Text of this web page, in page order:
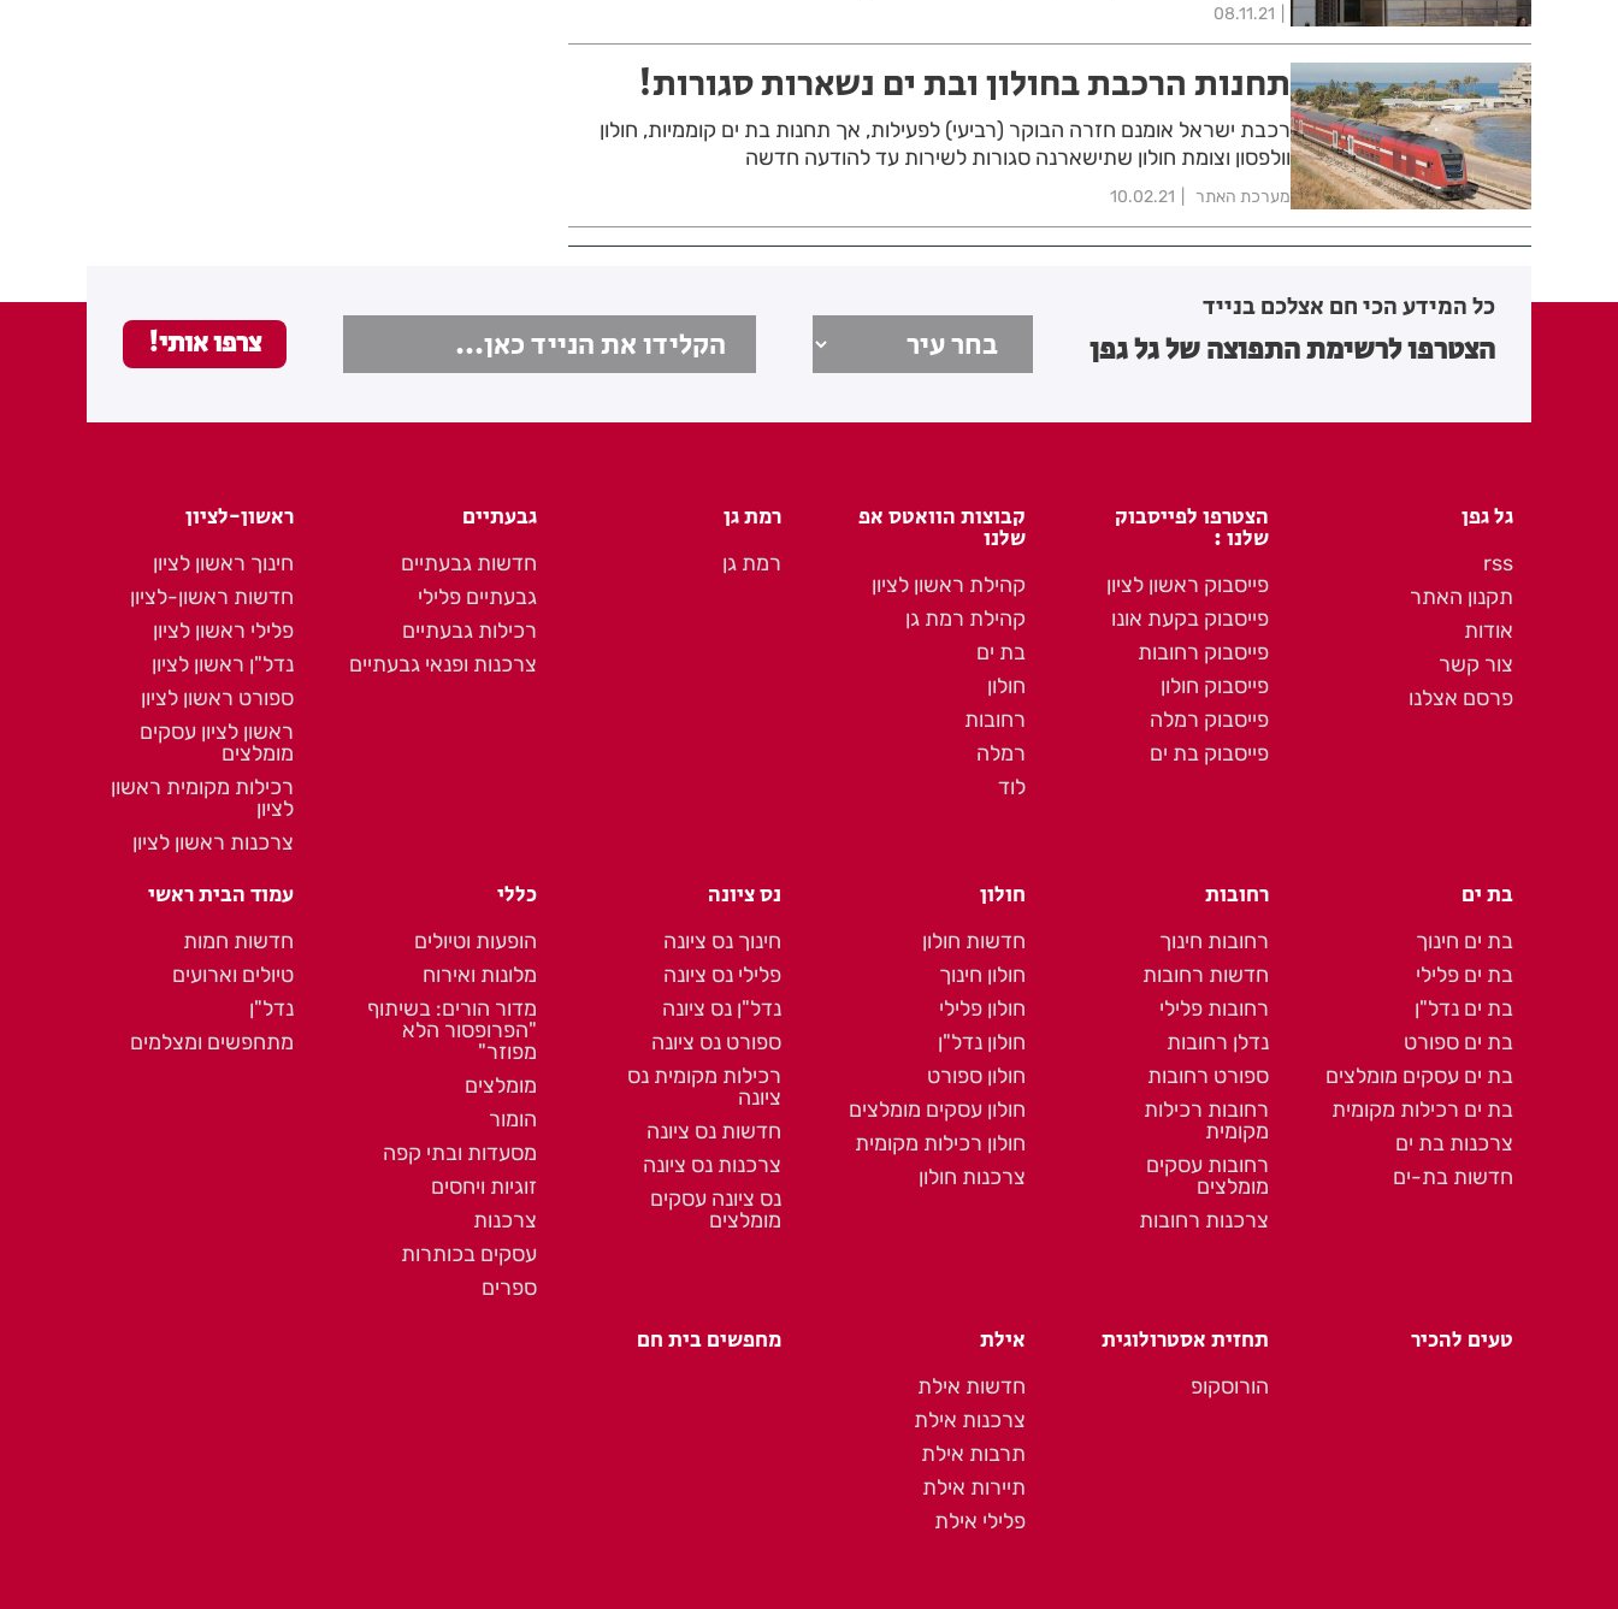
08.11.21
תחנות הרכבת בחולון ובת ים נשארות סגורות!
רכבת ישראל אומנם חזרה הבוקר (רביעי) לפעילות, אך תחנות בת ים קוממיות, חולון
וולפסון וצומת חולון שתישארנה סגורות לשירות עד להודעה חדשה
מערכת האתר 10.02.21
כל המידע הכי חם אצלכם בנייד
הצטרפו לרשימת התפוצה של גל גפן
גל גפן
rss
תקנון האתר
אודות
צור קשר
פרסם אצלנו
הצטרפו לפייסבוק
שלנו :
פייסבוק ראשון לציון
פייסבוק בקעת אונו
פייסבוק רחובות
פייסבוק חולון
פייסבוק רמלה
פייסבוק בת ים
קבוצות הוואטס אפ
שלנו
קהילת ראשון לציון
קהילת רמת גן
בת ים
חולון
רחובות
רמלה
לוד
רמת גן
רמת גן
גבעתיים
חדשות גבעתיים
גבעתיים פלילי
רכילות גבעתיים
צרכנות ופנאי גבעתיים
ראשון-לציון
חינוך ראשון לציון
חדשות ראשון-לציון
פלילי ראשון לציון
נדל"ן ראשון לציון
ספורט ראשון לציון
ראשון לציון עסקים
מומלצים
רכילות מקומית ראשון
לציון
צרכנות ראשון לציון
בת ים
בת ים חינוך
בת ים פלילי
בת ים נדל"ן
בת ים ספורט
בת ים עסקים מומלצים
בת ים רכילות מקומית
צרכנות בת ים
חדשות בת-ים
רחובות
רחובות חינוך
חדשות רחובות
רחובות פלילי
נדלן רחובות
ספורט רחובות
רחובות רכילות
מקומית
רחובות עסקים
מומלצים
צרכנות רחובות
חולון
חדשות חולון
חולון חינוך
חולון פלילי
חולון נדל"ן
חולון ספורט
חולון עסקים מומלצים
חולון רכילות מקומית
צרכנות חולון
נס ציונה
חינוך נס ציונה
פלילי נס ציונה
נדל"ן נס ציונה
ספורט נס ציונה
רכילות מקומית נס
ציונה
חדשות נס ציונה
צרכנות נס ציונה
נס ציונה עסקים
מומלצים
כללי
הופעות וטיולים
מלונות ואירוח
מדור הורים: בשיתוף
"הפרופסור הלא
מפוזר"
מומלצים
הומור
מסעדות ובתי קפה
זוגיות ויחסים
צרכנות
עסקים בכותרות
ספרים
עמוד הבית ראשי
חדשות חמות
טיולים וארועים
נדל"ן
מתחפשים ומצלמים
טעים להכיר תחזית אסטרולוגית
הורוסקופ
אילת
חדשות אילת
צרכנות אילת
תרבות אילת
תיירות אילת
פלילי אילת
מחפשים בית חם